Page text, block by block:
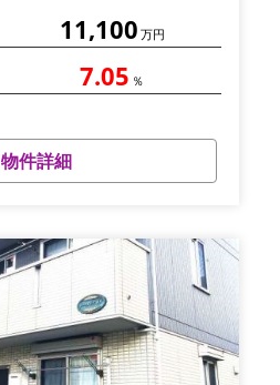
11,100 万円
7.05 ％
物件詳細